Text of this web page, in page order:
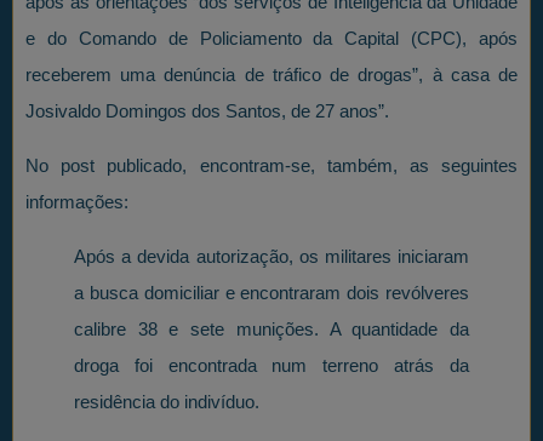
e do Comando de Policiamento da Capital (CPC), após
receberem uma denúncia de tráfico de drogas”, à casa de
Josivaldo Domingos dos Santos, de 27 anos”.
No post publicado, encontram-se, também, as seguintes
informações:
Após a devida autorização, os militares iniciaram
a busca domiciliar e encontraram dois revólveres
calibre 38 e sete munições. A quantidade da
droga foi encontrada num terreno atrás da
residência do indivíduo.